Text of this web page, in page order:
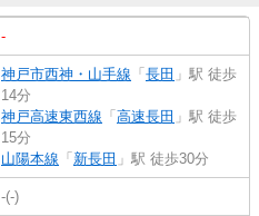
-
神戸市西神・山手線 「 長田 」駅 徒歩
14分
神戸高速東西線 「 高速長田 」駅 徒歩
15分
山陽本線 「 新長田 」駅 徒歩30分
-(-)